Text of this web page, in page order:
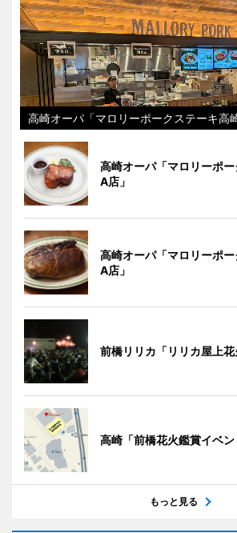
高崎オーパ「マロリーポークステーキ高
高崎オーパ「マロリーポ
A店」
高崎オーパ「マロリーポ
A店」
前橋リリカ「リリカ屋上花
高崎「前橋花火鑑賞イベン
もっと見る